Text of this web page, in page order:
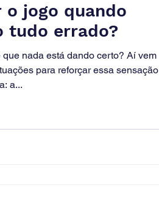
o jogo quando
tudo errado?
nada está dando certo? Aí vem
para reforçar essa sensação
a...